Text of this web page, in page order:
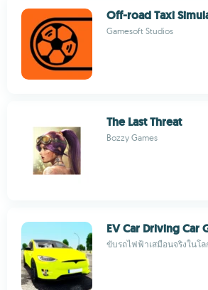
Off-road Taxi
Gamesoft Studios
The Last Threat
Bozzy Games
EV Car Driving Car
ขับรถไฟฟ้าเสมือนจริงในโ